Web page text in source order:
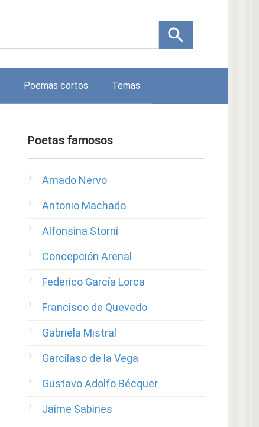
Poemas cortos Temas
Poetas famosos
Amado Nervo
Antonio Machado
Alfonsina Storni
Concepción Arenal
Federico García Lorca
Francisco de Quevedo
Gabriela Mistral
Garcilaso de la Vega
Gustavo Adolfo Bécquer
Jaime Sabines